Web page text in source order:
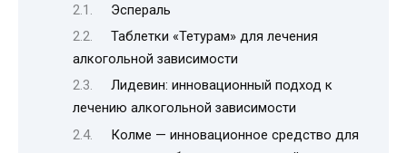
Эспераль
Таблетки «Тетурам» для лечения
алкогольной зависимости
Лидевин: инновационный подход к
лечению алкогольной зависимости
Колме — инновационное средство для